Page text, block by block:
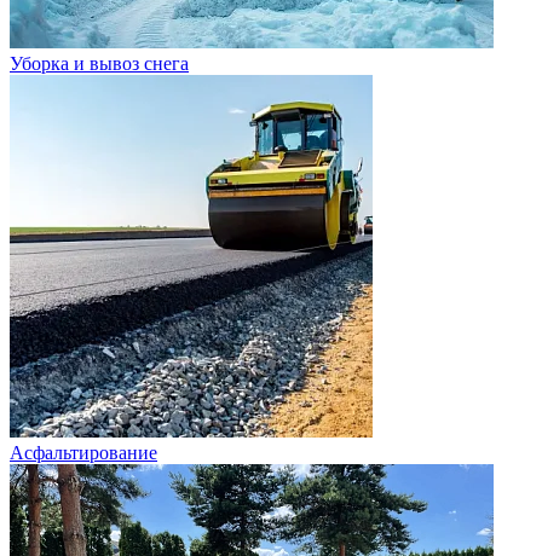
Уборка и вывоз снега
Асфальтирование